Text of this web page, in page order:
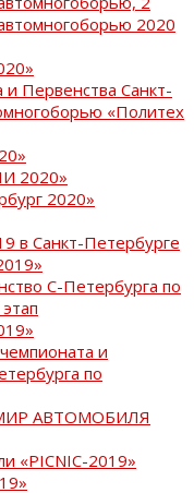
2020
и Первенства Санкт-
«Политех
2020»
2020»
в Санкт-Петербурге
С-Петербурга по
и
по
АВТОМОБИЛЯ
«PICNIC-2019»